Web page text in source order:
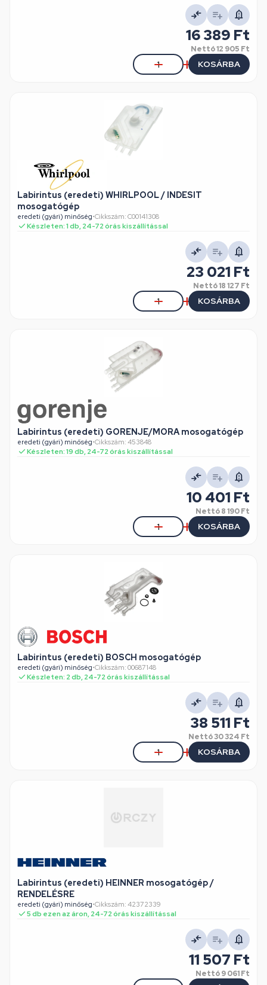
16 389 Ft
Nettó12 905 Ft
KOSÁRBA
Labirintus (eredeti) WHIRLPOOL / INDESIT
mosogatógép
eredeti (gyári) minőség•Cikkszám: C00141308
Készleten: 1 db, 24-72 órás kiszállítással
23 021 Ft
Nettó18 127 Ft
KOSÁRBA
Labirintus (eredeti) GORENJE/MORA mosogatógép
eredeti (gyári) minőség•Cikkszám: 453848
Készleten: 19 db, 24-72 órás kiszállítással
10 401 Ft
Nettó8 190 Ft
KOSÁRBA
Labirintus (eredeti) BOSCH mosogatógép
eredeti (gyári) minőség•Cikkszám: 00687148
Készleten: 2 db, 24-72 órás kiszállítással
38 511 Ft
Nettó30 324 Ft
KOSÁRBA
Labirintus (eredeti) HEINNER mosogatógép /
RENDELÉSRE
eredeti (gyári) minőség•Cikkszám: 42372339
5 db ezen az áron, 24-72 órás kiszállítással
11 507 Ft
Nettó9 061 Ft